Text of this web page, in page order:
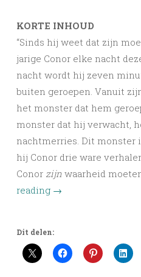
KORTE INHOUD
“Sinds hij weet dat zijn
jarige Conor elke nacht
nacht wordt hij zeven
buiten geroepen. Vanuit
het monster dat hem
monster dat hij verwacht,
nachtmerries. Dit monster
hij Conor drie ware
Conor zijn waarheid
reading →
Dit delen: